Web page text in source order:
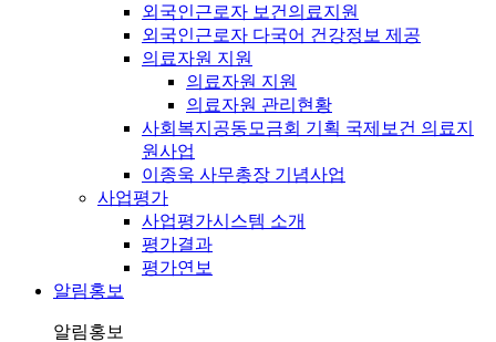
외국인근로자 보건의료지원
외국인근로자 다국어 건강정보 제공
의료자원 지원
의료자원 지원
의료자원 관리현황
사회복지공동모금회 기획 국제보건 의료지
원사업
이종욱 사무총장 기념사업
사업평가
사업평가시스템 소개
평가결과
평가연보
알림홍보
알림홍보